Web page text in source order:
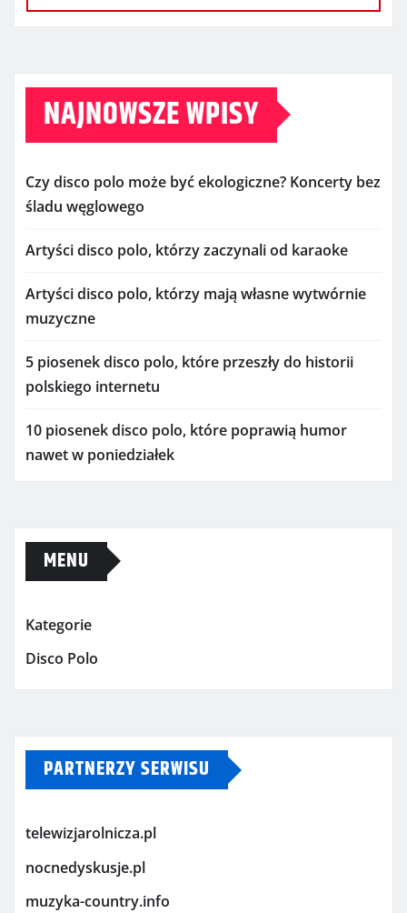
NAJNOWSZE WPISY
Czy disco polo może być ekologiczne? Koncerty bez
śladu węglowego
Artyści disco polo, którzy zaczynali od karaoke
Artyści disco polo, którzy mają własne wytwórnie
muzyczne
5 piosenek disco polo, które przeszły do historii
polskiego internetu
10 piosenek disco polo, które poprawią humor
nawet w poniedziałek
MENU
Kategorie
Disco Polo
PARTNERZY SERWISU
telewizjarolnicza.pl
nocnedyskusje.pl
muzyka-country.info